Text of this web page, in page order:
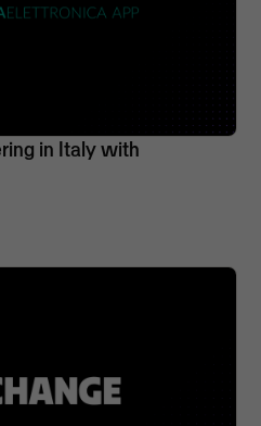
in Italy with